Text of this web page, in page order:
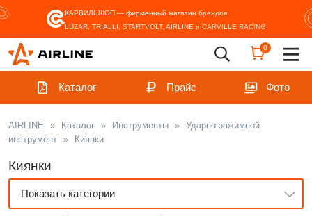
КАРВИЛЬШОП — фирменный магазин брендов
LUZAR, TRIALLI, STARTVOLT, AIRLINE и CARVILLE RACING
0
Каталог Прайс Фото
AIRLINE » Каталог » Инструменты » Ударно-зажимной
инструмент » Киянки
Киянки
Показать категории